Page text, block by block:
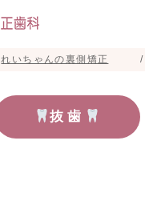
れいちゃんの裏側矯正
抜歯